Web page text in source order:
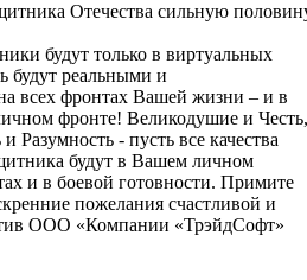
Отечества сильную
будут только в виртуальных
будут реальными и
всех фронтах Вашей жизни – и в
фронте! Великодушие и Честь,
Разумность - пусть все качества
будут в Вашем личном
и в боевой готовности. Примите
пожелания счастливой и
ООО «Компании «ТрэйдСофт»